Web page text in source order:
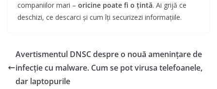
companiilor mari – oricine poate fi o țintă. Ai grijă ce
deschizi, ce descarci și cum îți securizezi informațiile.
Avertismentul DNSC despre o nouă amenințare de
infecție cu malware. Cum se pot virusa telefoanele,
dar laptopurile